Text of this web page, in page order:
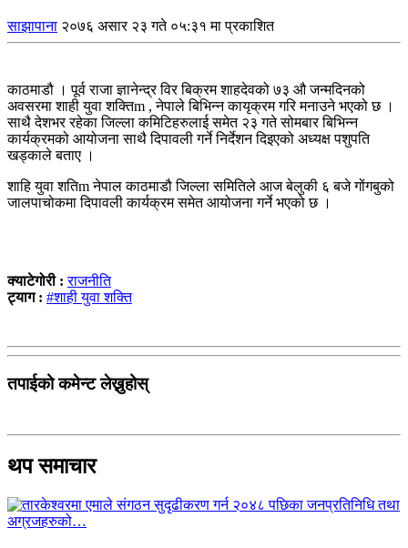
साझापाना २०७६ असार २३ गते ०५:३१ मा प्रकाशित
काठमाडौ । पूर्व राजा ज्ञानेन्द्र विर बिक्रम शाहदेवको ७३ औ जन्मदिनको
अवसरमा शाही युवा शक्तिm , नेपाले बिभिन्न कायृक्रम गरि मनाउने भएको छ ।
साथै देशभर रहेका जिल्ला कमिटिहरुलाई समेत २३ गते सोमबार बिभिन्न
कार्यक्रमको आयोजना साथै दिपावली गर्ने निर्देशन दिइएको अध्यक्ष पशुपति
खड्काले बताए ।
शाहि युवा शतिm नेपाल काठमाडौ जिल्ला समितिले आज बेलुकी ६ बजे गोंगबुको
जालपाचोकमा दिपावली कार्यक्रम समेत आयोजना गर्ने भएको छ ।
क्याटेगोरी :राजनीति
ट्याग : #शाही युवा शक्ति
तपाईको कमेन्ट लेख्नुहोस्
थप समाचार